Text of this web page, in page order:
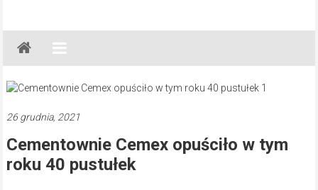
Gazeta
Regionalna
Częstochowa,
Lubliniec,
26 grudnia, 2021
Cementownie Cemex opuściło w tym
roku 40 pustułek